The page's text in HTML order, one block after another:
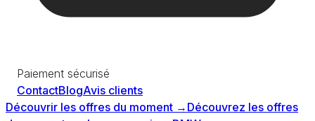
Paiement sécurisé
ContactBlogAvis clients
Découvrir les offres du moment → Découvrez les offres